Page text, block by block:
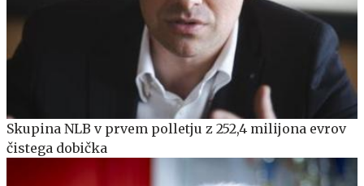
Skupina NLB v prvem polletju z 252,4 milijona evrov
čistega dobička